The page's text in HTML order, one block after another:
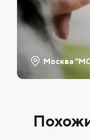
Москва